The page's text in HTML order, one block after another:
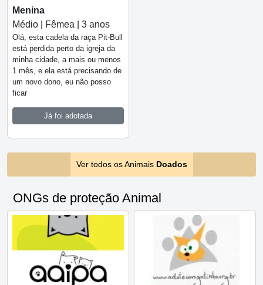
Menina
Médio | Fêmea | 3 anos
Olá, esta cadela da raça Pit-Bull
está perdida perto da igreja da
minha cidade, a mais ou menos
1 mês, e ela está precisando de
um novo dono, eu não posso
ficar
Já foi adotada
Ver todos os Animais Doados
ONGs de proteção Animal